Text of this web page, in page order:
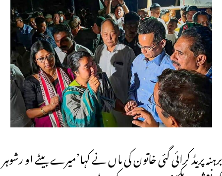
برہنہ پریڈ کرائی گئی خاتون کی ماں نے کہا’میرے بیٹے او رشوہر